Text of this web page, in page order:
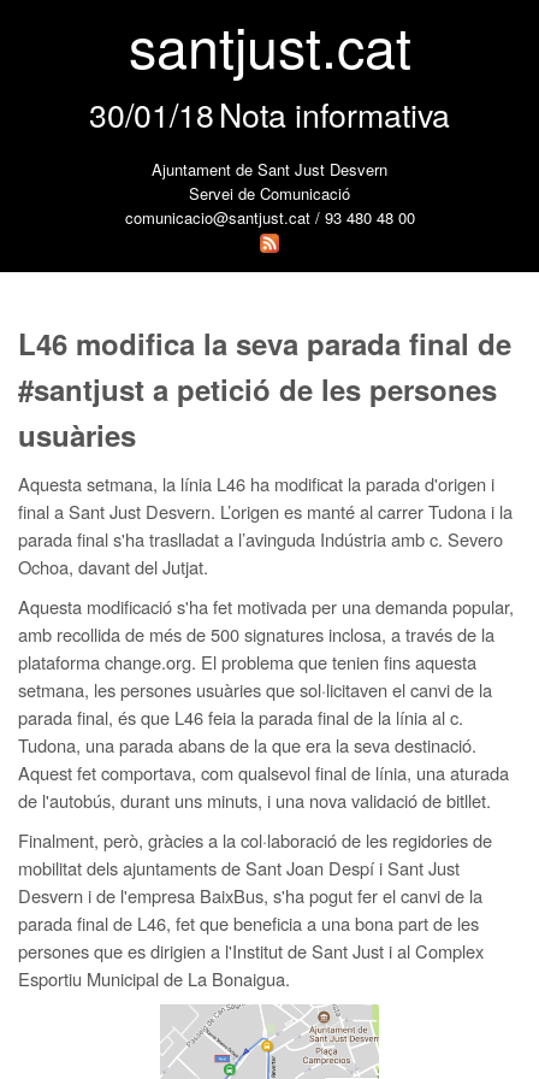
santjust.cat
30/01/18Nota informativa
Ajuntament de Sant Just Desvern
Servei de Comunicació
comunicacio@santjust.cat / 93 480 48 00
L46 modifica la seva parada final de
#santjust a petició de les persones
usuàries
Aquesta setmana, la línia L46 ha modificat la parada d'origen i
final a Sant Just Desvern. L’origen es manté al carrer Tudona i la
parada final s'ha traslladat a l’avinguda Indústria amb c. Severo
Ochoa, davant del Jutjat.
Aquesta modificació s'ha fet motivada per una demanda popular,
amb recollida de més de 500 signatures inclosa, a través de la
plataforma change.org. El problema que tenien fins aquesta
setmana, les persones usuàries que sol·licitaven el canvi de la
parada final, és que L46 feia la parada final de la línia al c.
Tudona, una parada abans de la que era la seva destinació.
Aquest fet comportava, com qualsevol final de línia, una aturada
de l'autobús, durant uns minuts, i una nova validació de bitllet.
Finalment, però, gràcies a la col·laboració de les regidories de
mobilitat dels ajuntaments de Sant Joan Despí i Sant Just
Desvern i de l'empresa BaixBus, s'ha pogut fer el canvi de la
parada final de L46, fet que beneficia a una bona part de les
persones que es dirigien a l'Institut de Sant Just i al Complex
Esportiu Municipal de La Bonaigua.